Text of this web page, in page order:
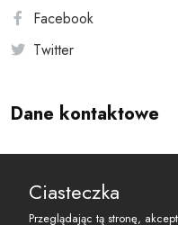
Facebook
Twitter
Dane kontaktowe
Ciasteczka
Przeglądając tą stronę,